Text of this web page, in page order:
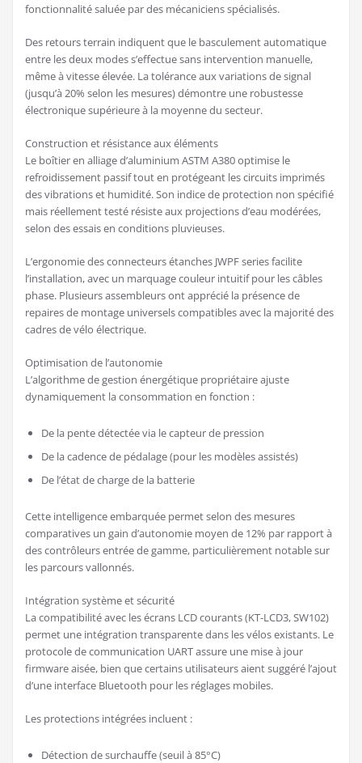
fonctionnalité saluée par des mécaniciens spécialisés.
Des retours terrain indiquent que le basculement automatique
entre les deux modes s’effectue sans intervention manuelle,
même à vitesse élevée. La tolérance aux variations de signal
(jusqu’à 20% selon les mesures) démontre une robustesse
électronique supérieure à la moyenne du secteur.
Construction et résistance aux éléments
Le boîtier en alliage d’aluminium ASTM A380 optimise le
refroidissement passif tout en protégeant les circuits imprimés
des vibrations et humidité. Son indice de protection non spécifié
mais réellement testé résiste aux projections d’eau modérées,
selon des essais en conditions pluvieuses.
L’ergonomie des connecteurs étanches JWPF series facilite
l’installation, avec un marquage couleur intuitif pour les câbles
phase. Plusieurs assembleurs ont apprécié la présence de
repaires de montage universels compatibles avec la majorité des
cadres de vélo électrique.
Optimisation de l’autonomie
L’algorithme de gestion énergétique propriétaire ajuste
dynamiquement la consommation en fonction :
De la pente détectée via le capteur de pression
De la cadence de pédalage (pour les modèles assistés)
De l’état de charge de la batterie
Cette intelligence embarquée permet selon des mesures
comparatives un gain d’autonomie moyen de 12% par rapport à
des contrôleurs entrée de gamme, particulièrement notable sur
les parcours vallonnés.
Intégration système et sécurité
La compatibilité avec les écrans LCD courants (KT-LCD3, SW102)
permet une intégration transparente dans les vélos existants. Le
protocole de communication UART assure une mise à jour
firmware aisée, bien que certains utilisateurs aient suggéré l’ajout
d’une interface Bluetooth pour les réglages mobiles.
Les protections intégrées incluent :
Détection de surchauffe (seuil à 85°C)